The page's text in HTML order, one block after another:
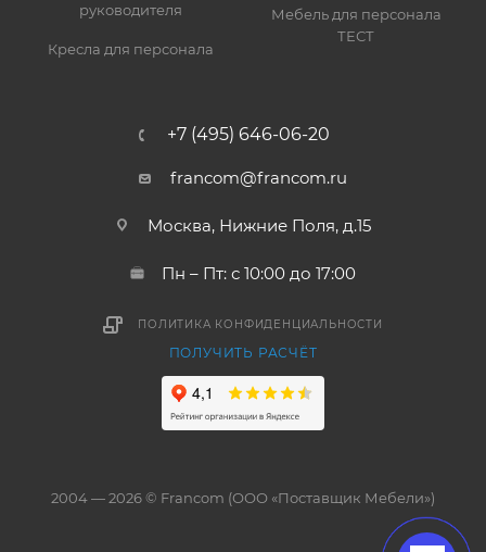
руководителя
Кресла для персонала
Мебель для персонала
ТЕСТ
+7 (495) 646-06-20
francom@francom.ru
Москва, Нижние Поля, д.15
Пн – Пт: с 10:00 до 17:00
ПОЛИТИКА КОНФИДЕНЦИАЛЬНОСТИ
ПОЛУЧИТЬ РАСЧЁТ
2004 — 2026 © Francom (ООО «Поставщик Мебели»)